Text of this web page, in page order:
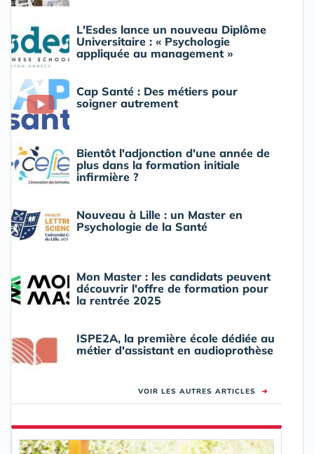
L'Esdes lance un nouveau Diplôme
Universitaire : « Psychologie
appliquée au management »
Cap Santé : Des métiers pour
soigner autrement
Bientôt l'adjonction d'une année de
plus dans la formation initiale
infirmière ?
Nouveau à Lille : un Master en
Psychologie de la Santé
Mon Master : les candidats peuvent
découvrir l'offre de formation pour
la rentrée 2025
ISPE2A, la première école dédiée au
métier d'assistant en audioprothèse
VOIR LES AUTRES ARTICLES ➜